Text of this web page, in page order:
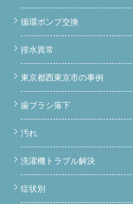
循環ポンプ交換
排水異常
東京都西東京市の事例
歯ブラシ落下
汚れ
洗濯機トラブル解決
症状別